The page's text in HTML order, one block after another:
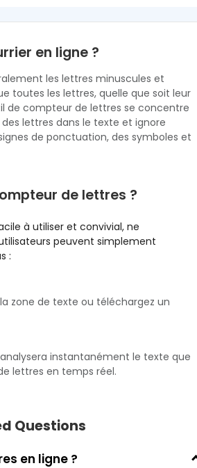
en ligne ?
les lettres minuscules et
toutes les lettres, quelle que soit leur
de compteur de lettres se concentre
lettres dans le texte et ignore
de ponctuation, des symboles et
de lettres ?
à utiliser et convivial, ne
peuvent simplement
:
zone de texte ou téléchargez un
instantanément le texte que
lettres en temps réel.
Questions
en ligne ?